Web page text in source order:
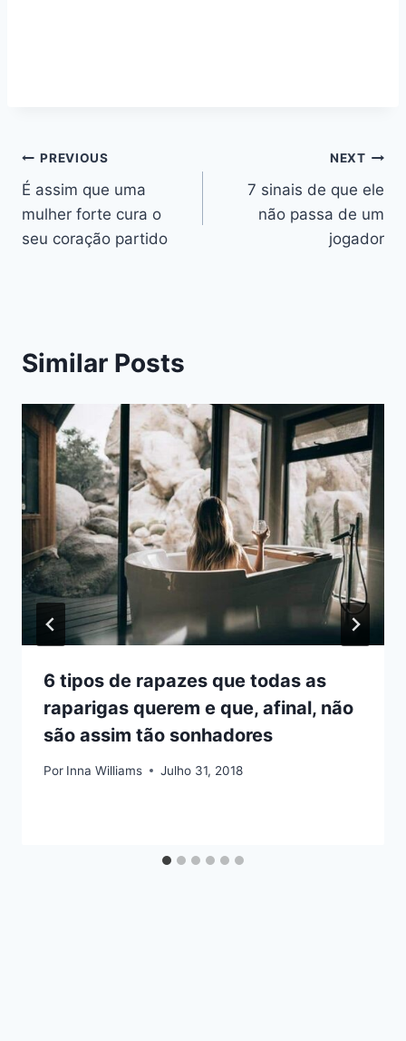
Navegação
de
artigos
PREVIOUS
É assim que uma
mulher forte cura o
seu coração partido
NEXT
7 sinais de que ele
não passa de um
jogador
Similar Posts
6 tipos de rapazes que todas as
raparigas querem e que, afinal, não
são assim tão sonhadores
Por Inna Williams Julho 31, 2018